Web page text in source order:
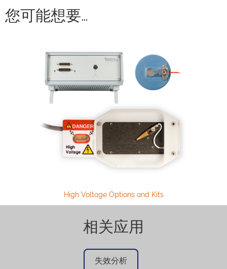
您可能想要…
High Voltage Options and Kits
相关应用
失效分析